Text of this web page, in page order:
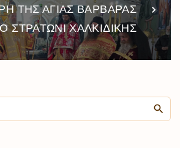
ΤΗΣ ΑΓΙΑΣ ΒΑΡΒΑΡΑΣ
ΣΤΡΑΤΩΝΙ ΧΑΛΚΙΔΙΚΗΣ